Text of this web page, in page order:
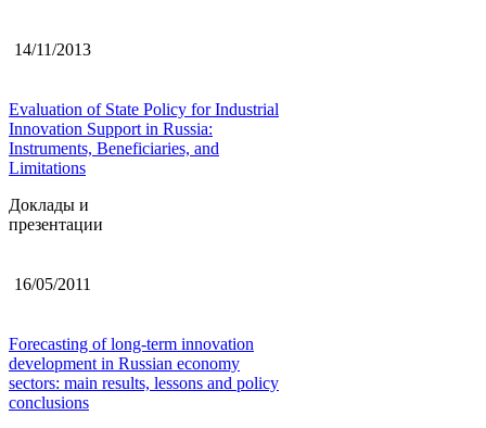
14/11/2013
Evaluation of State Policy for Industrial
Innovation Support in Russia:
Instruments, Beneficiaries, and
Limitations
Доклады и
презентации
16/05/2011
Forecasting of long-term innovation
development in Russian economy
sectors: main results, lessons and policy
conclusions